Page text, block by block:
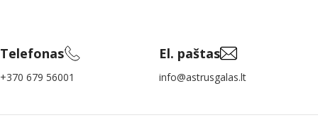
Telefonas
+370 679 56001
El. paštas
info@astrusgalas.lt